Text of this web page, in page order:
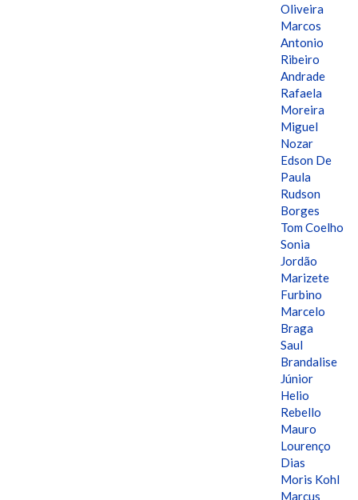
Oliveira
Marcos
Antonio
Ribeiro
Andrade
Rafaela
Moreira
Miguel
Nozar
Edson De
Paula
Rudson
Borges
Tom Coelho
Sonia
Jordão
Marizete
Furbino
Marcelo
Braga
Saul
Brandalise
Júnior
Helio
Rebello
Mauro
Lourenço
Dias
Moris Kohl
Marcus